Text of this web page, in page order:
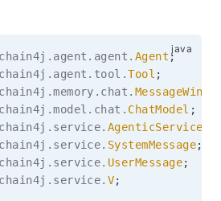
. agent . agent . Agent ;
. agent . tool .Tool ;
.memory . chat .
.model . chat . ChatModel ;
. service. AgenticServices
. service. SystemMessage;
. service. UserMessage;
. service. V;